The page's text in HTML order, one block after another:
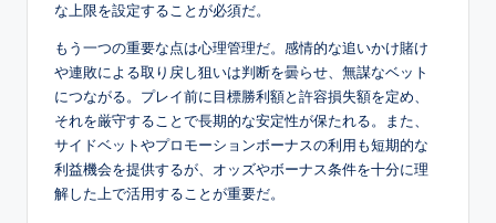
な上限を設定することが必須だ。
もう一つの重要な点は心理管理だ。感情的な追いかけ賭け
や連敗による取り戻し狙いは判断を曇らせ、無謀なベット
につながる。プレイ前に目標勝利額と許容損失額を定め、
それを厳守することで長期的な安定性が保たれる。また、
サイドベットやプロモーションボーナスの利用も短期的な
利益機会を提供するが、オッズやボーナス条件を十分に理
解した上で活用することが重要だ。